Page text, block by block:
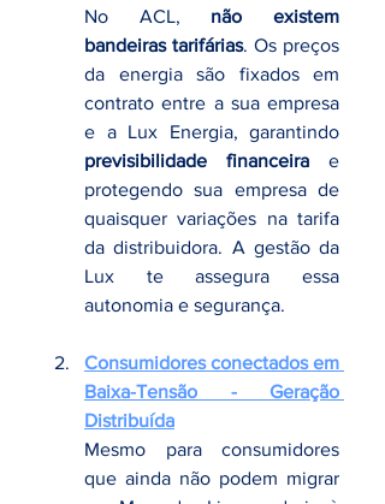
No ACL, não existem
bandeiras tarifárias. Os preços
da energia são fixados em
contrato entre a sua empresa
previsibilidade financeira e
protegendo sua empresa de
quaisquer variações na tarifa
da distribuidora. A gestão da
Lux te assegura essa
autonomia e segurança.
Consumidores conectados em
Baixa-Tensão - Geração
Distribuída
Mesmo para consumidores
que ainda não podem migrar